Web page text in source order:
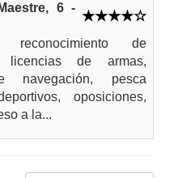
6 -
de
licencias de armas,
navegación, pesca
oposiciones,
a la...